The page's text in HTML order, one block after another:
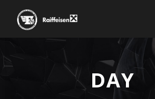
DAY